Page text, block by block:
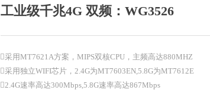
工业级千兆4G 双频：WG3526
采用MT7621A方案，MIPS双核CPU，主频高达880MHZ
采用独立WIFI芯片，2.4G为MT7603EN,5.8G为MT7612E
2.4G速率高达300Mbps,5.8G速率高达867Mbps